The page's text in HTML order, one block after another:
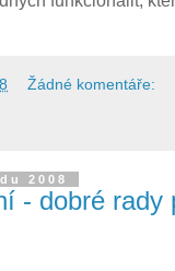
Žádné komentáře:
2008
- dobré rady